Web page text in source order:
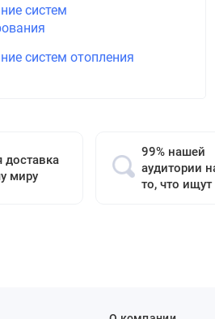
систем
систем отопления
доставка
миру
99% нашей
аудитории
то, что ищут